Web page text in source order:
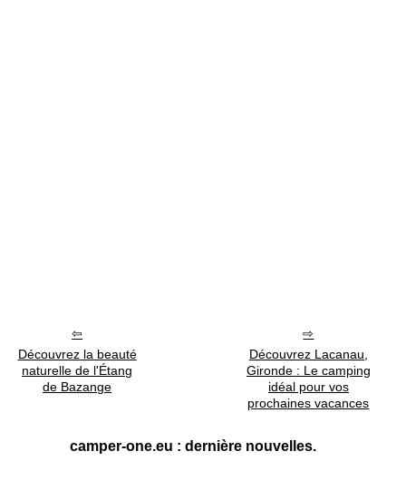
Découvrez la beauté
naturelle de l'Étang
de Bazange
Découvrez Lacanau,
Gironde : Le camping
idéal pour vos
prochaines vacances
camper-one.eu : dernière nouvelles.